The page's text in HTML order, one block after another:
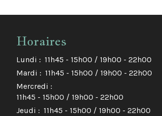
Horaires
Lundi : 11h45 - 15h00 / 19h00 - 22h00
Mardi : 11h45 - 15h00 / 19h00 - 22h00
Mercredi :
11h45 - 15h00 / 19h00 - 22h00
Jeudi : 11h45 - 15h00 / 19h00 - 22h00